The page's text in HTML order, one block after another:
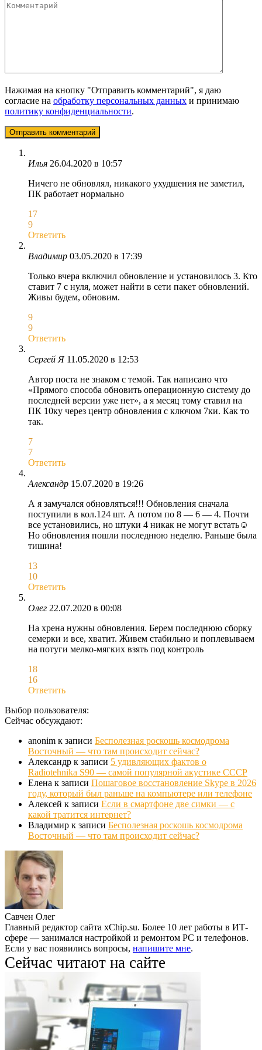
Нажимая на кнопку "Отправить комментарий", я даю
согласие на обработку персональных данных и принимаю
политику конфиденциальности.
Илья 26.04.2020 в 10:57
Ничего не обновлял, никакого ухудшения не заметил,
ПК работает нормально
17
9
Ответить
Владимир 03.05.2020 в 17:39
Только вчера включил обновление и установилось 3. Кто
ставит 7 с нуля, может найти в сети пакет обновлений.
Живы будем, обновим.
9
9
Ответить
Сергей Я 11.05.2020 в 12:53
Автор поста не знаком с темой. Так написано что
«Прямого способа обновить операционную систему до
последней версии уже нет», а я месяц тому ставил на
ПК 10ку через центр обновления с ключом 7ки. Как то
так.
7
7
Ответить
Александр 15.07.2020 в 19:26
А я замучался обновляться!!! Обновления сначала
поступили в кол.124 шт. А потом по 8 — 6 — 4. Почти
все установились, но штуки 4 никак не могут встать☺
Но обновления пошли последнюю неделю. Раньше была
тишина!
13
10
Ответить
Олег 22.07.2020 в 00:08
На хрена нужны обновления. Берем последнюю сборку
семерки и все, хватит. Живем стабильно и поплевываем
на потуги мелко-мягких взять под контроль
18
16
Ответить
Выбор пользователя:
Сейчас обсуждают:
anonim к записи Бесполезная роскошь космодрома
Восточный — что там происходит сейчас?
Александр к записи 5 удивляющих фактов о
Radiotehnika S90 — самой популярной акустике СССР
Елена к записи Пошаговое восстановление Skype в 2026
году, который был раньше на компьютере или телефоне
Алексей к записи Если в смартфоне две симки — с
какой тратится интернет?
Владимир к записи Бесполезная роскошь космодрома
Восточный — что там происходит сейчас?
Савчен Олег
Главный редактор сайта xChip.su. Более 10 лет работы в ИТ-
сфере — занимался настройкой и ремонтом PC и телефонов.
Если у вас появились вопросы, напишите мне.
Сейчас читают на сайте